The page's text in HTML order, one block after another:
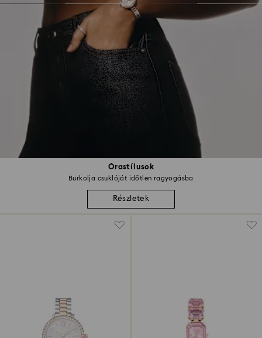
Órastílusok
Burkolja csuklóját időtlen ragyogásba
Részletek